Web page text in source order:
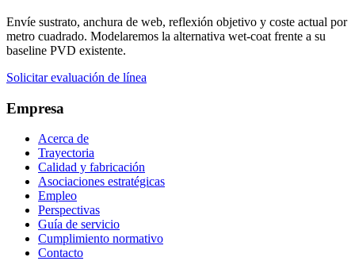
Envíe sustrato, anchura de web, reflexión objetivo y coste actual por
metro cuadrado. Modelaremos la alternativa wet-coat frente a su
baseline PVD existente.
Solicitar evaluación de línea
Empresa
Acerca de
Trayectoria
Calidad y fabricación
Asociaciones estratégicas
Empleo
Perspectivas
Guía de servicio
Cumplimiento normativo
Contacto